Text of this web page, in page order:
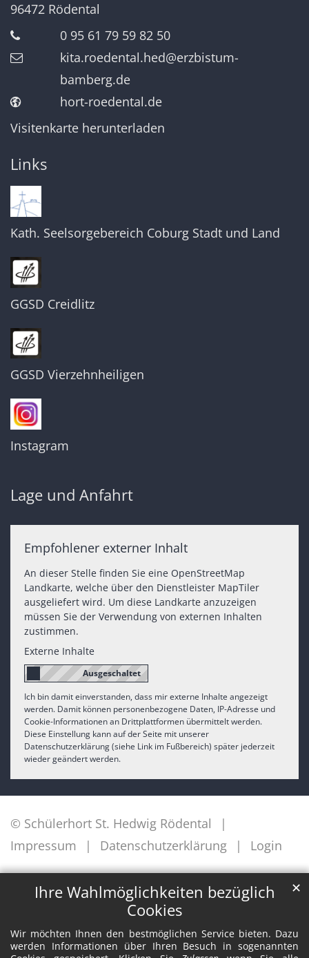
Ihre Wahlmöglichkeiten bezüglich
Cookies
Wir möchten Ihnen den bestmöglichen Service bieten. Dazu
werden Informationen über Ihren Besuch in sogenannten
✕
96472 Rödental
0 95 61 79 59 82 50
kita.roedental.hed@erzbistum-
bamberg.de
hort-roedental.de
Visitenkarte herunterladen
Links
Kath. Seelsorgebereich Coburg Stadt und Land
GGSD Creidlitz
GGSD Vierzehnheiligen
Instagram
Lage und Anfahrt
Empfohlener externer Inhalt
An dieser Stelle finden Sie eine OpenStreetMap
Landkarte, welche über den Dienstleister MapTiler
ausgeliefert wird. Um diese Landkarte anzuzeigen
müssen Sie der Verwendung von externen Inhalten
zustimmen.
Externe Inhalte
Ich bin damit einverstanden, dass mir externe Inhalte angezeigt
werden. Damit können personenbezogene Daten, IP-Adresse und
Cookie-Informationen an Drittplattformen übermittelt werden.
Diese Einstellung kann auf der Seite mit unserer
Datenschutzerklärung (siehe Link im Fußbereich) später jederzeit
wieder geändert werden.
© Schülerhort St. Hedwig Rödental
Impressum
Datenschutzerklärung Login